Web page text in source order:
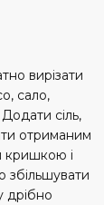
вирізати
сало,
сіль,
отриманим
кришкою і
збільшувати
дрібно